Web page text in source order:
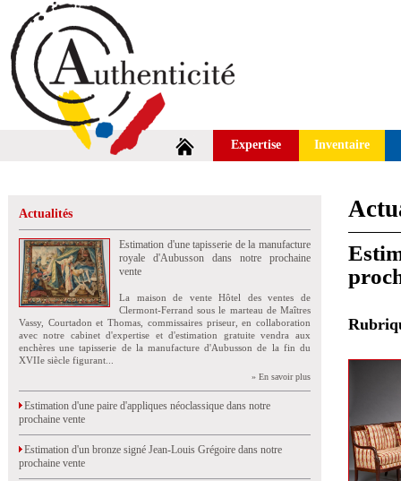
Expertise Inventaire
Actualités
Estimation d'une tapisserie de la manufacture
royale d'Aubusson dans notre prochaine
vente
La maison de vente Hôtel des ventes de
Clermont-Ferrand sous le marteau de Maîtres
Vassy, Courtadon et Thomas, commissaires priseur, en collaboration
avec notre cabinet d'expertise et d'estimation gratuite vendra aux
enchères une tapisserie de la manufacture d'Aubusson de la fin du
XVIIe siècle figurant...
» En savoir plus
Estimation d'une paire d'appliques néoclassique dans notre
prochaine vente
Estimation d'un bronze signé Jean-Louis Grégoire dans notre
prochaine vente